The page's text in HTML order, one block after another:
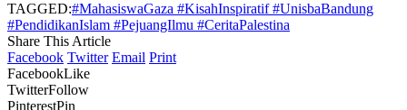
TAGGED:#MahasiswaGaza #KisahInspiratif #UnisbaBandung
#PendidikanIslam #PejuangIlmu #CeritaPalestina
Share This Article
Facebook Twitter Email Print
FacebookLike
TwitterFollow
PinterestPin